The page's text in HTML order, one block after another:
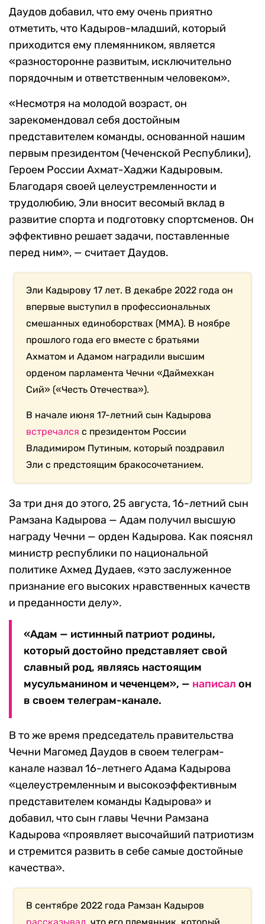
Даудов добавил, что ему очень приятно
отметить, что Кадыров-младший, который
приходится ему племянником, является
«разносторонне развитым, исключительно
порядочным и ответственным человеком».
«Несмотря на молодой возраст, он
зарекомендовал себя достойным
представителем команды, основанной нашим
первым президентом (Чеченской Республики),
Героем России Ахмат-Хаджи Кадыровым.
Благодаря своей целеустремленности и
трудолюбию, Эли вносит весомый вклад в
развитие спорта и подготовку спортсменов. Он
эффективно решает задачи, поставленные
перед ним», — считает Даудов.
Эли Кадырову 17 лет. В декабре 2022 года он
впервые выступил в профессиональных
смешанных единоборствах (MMA). В ноябре
прошлого года его вместе с братьями
Ахматом и Адамом наградили высшим
орденом парламента Чечни «Даймехкан
Сий» («Честь Отечества»).
В начале июня 17-летний сын Кадырова
встречался с президентом России
Владимиром Путиным, который поздравил
Эли с предстоящим бракосочетанием.
За три дня до этого, 25 августа, 16-летний сын
Рамзана Кадырова — Адам получил высшую
награду Чечни — орден Кадырова. Как пояснял
министр республики по национальной
политике Ахмед Дудаев, «это заслуженное
признание его высоких нравственных качеств
и преданности делу».
«Адам — истинный патриот родины,
который достойно представляет свой
славный род, являясь настоящим
мусульманином и чеченцем», — написал он
в своем телеграм-канале.
В то же время председатель правительства
Чечни Магомед Даудов в своем телеграм-
канале назвал 16-летнего Адама Кадырова
«целеустремленным и высокоэффективным
представителем команды Кадырова» и
добавил, что сын главы Чечни Рамзана
Кадырова «проявляет высочайший патриотизм
и стремится развить в себе самые достойные
качества».
В сентябре 2022 года Рамзан Кадыров